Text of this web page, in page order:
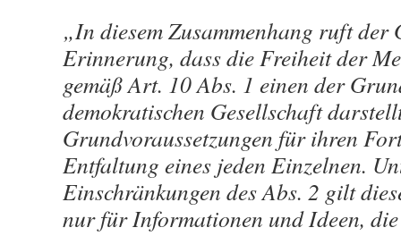
„In diesem Zusammenhang ruft der
Erinnerung, dass die Freiheit der
gemäß Art. 10 Abs. 1 einen der
demokratischen Gesellschaft
Grundvoraussetzungen für ihren
Entfaltung eines jeden Einzelnen.
Einschränkungen des Abs. 2 gilt
nur für Informationen und Ideen,